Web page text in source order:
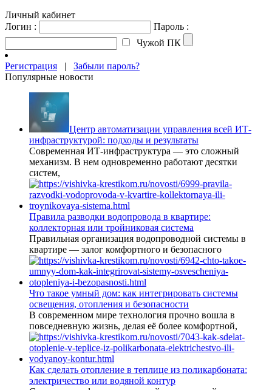
Личный кабинет
Логин :
Пароль :
Чужой ПК
Регистрация | Забыли пароль?
Популярные новости
Центр автоматизации управления всей ИТ-
инфраструктурой: подходы и результаты
Современная ИТ-инфраструктура — это сложный
механизм. В нем одновременно работают десятки
систем,
Правила разводки водопровода в квартире:
коллекторная или тройниковая система
Правильная организация водопроводной системы в
квартире — залог комфортного и безопасного
Что такое умный дом: как интегрировать системы
освещения, отопления и безопасности
В современном мире технология прочно вошла в
повседневную жизнь, делая её более комфортной,
Как сделать отопление в теплице из поликарбоната:
электричество или водяной контур